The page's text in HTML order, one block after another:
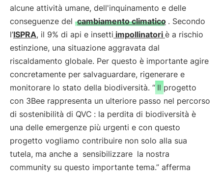
alcune attività umane, dell'inquinamento e delle
conseguenze del cambiamento climatico . Secondo
l’ISPRA, il 9% di api e insetti impollinatori è a rischio
estinzione, una situazione aggravata dal
riscaldamento globale. Per questo è importante agire
concretamente per salvaguardare, rigenerare e
monitorare lo stato della biodiversità. “ Il progetto
con 3Bee rappresenta un ulteriore passo nel percorso
di sostenibilità di QVC : la perdita di biodiversità è
una delle emergenze più urgenti e con questo
progetto vogliamo contribuire non solo alla sua
tutela, ma anche a sensibilizzare la nostra
community su questo importante tema.” afferma